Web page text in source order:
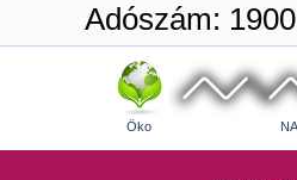
Adószám:
Öko